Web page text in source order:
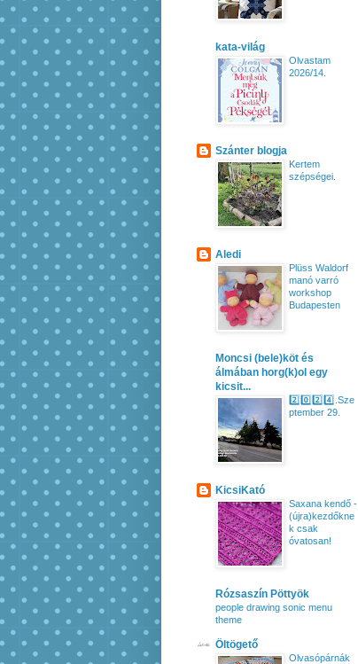
kata-világ
Olvastam
2026/14.
Szánter blogja
Kertem
szépségei.
Aledi
Plüss Waldorf
manó varró
workshop
Budapesten
Moncsi (bele)köt és
álmában horg(k)ol egy
kicsit...
2️⃣0️⃣2️⃣4️⃣.Sze
ptember 29.
KicsiKató
Saxana kendő -
(újra)kezdőkne
k csak
óvatosan!
Rózsaszín Pöttyök
people drawing sonic menu
theme
Öltögető
Olvasópárnák